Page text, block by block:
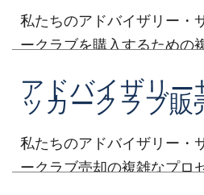
私たちのアドバイザリー・
ークラブを購入するための
括的な市場分析、財務評価
グを各クライアントの目的
す。 私たちの経験豊かなチ
フォーマンス、ファンのエ
アドバイザリー
ッカークラブ販
私たちのアドバイザリー・
ークラブ売却の複雑なプロ